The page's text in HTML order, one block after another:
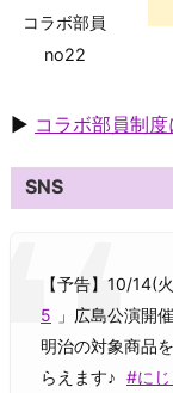
コラボ部員
no22
▶ コラボ部員制
SNS
【予告】10/14(
5
」広島公演開
明治の対象商品
らえます♪ #にじ